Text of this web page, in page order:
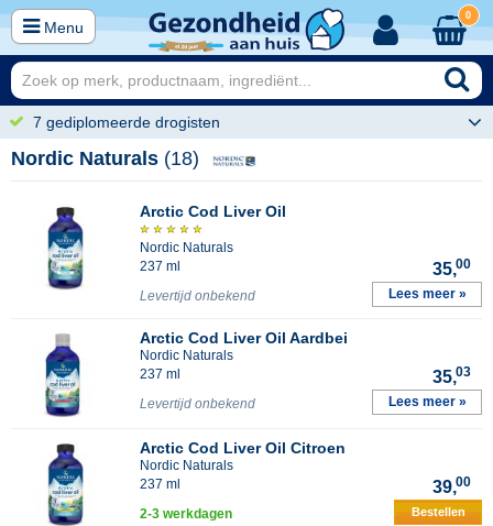
Menu
0
7 gediplomeerde drogisten
Nordic Naturals (18)
Arctic Cod Liver Oil
Nordic Naturals
237 ml
35,00
Levertijd onbekend Lees meer »
Arctic Cod Liver Oil Aardbei
Nordic Naturals
237 ml
35,03
Levertijd onbekend Lees meer »
Arctic Cod Liver Oil Citroen
Nordic Naturals
237 ml
39,00
2-3 werkdagen Bestellen